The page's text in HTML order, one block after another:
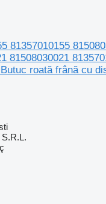
81357010155
81508030021
roată frână cu